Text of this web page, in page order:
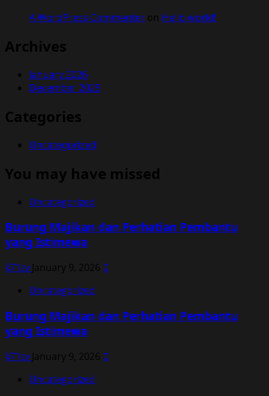
A WordPress Commenter on Hello world!
Archives
January 2026
December 2025
Categories
Uncategorized
You may have missed
Uncategorized
Burung Majikan dan Perhatian Pembantu
yang Istimewa
k71zv January 9, 2026 0
Uncategorized
Burung Majikan dan Perhatian Pembantu
yang Istimewa
k71zv January 9, 2026 0
Uncategorized